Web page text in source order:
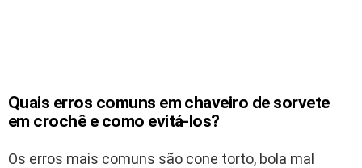
Quais erros comuns em chaveiro de sorvete
em crochê e como evitá-los?
Os erros mais comuns são cone torto, bola mal